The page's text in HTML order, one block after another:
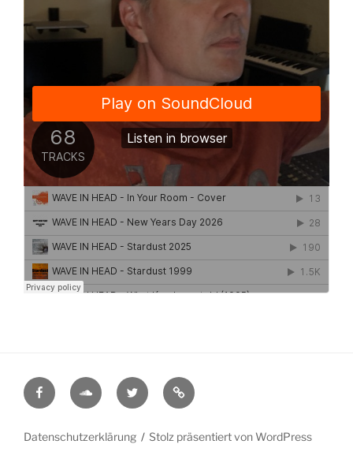
FacebookSoundcloudTwitter Myspace
Datenschutzerklärung Stolz präsentiert von WordPress